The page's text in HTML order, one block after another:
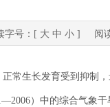
号：[ 大 中 小] 阅读
生长发育受到抑制
）中的综合气象